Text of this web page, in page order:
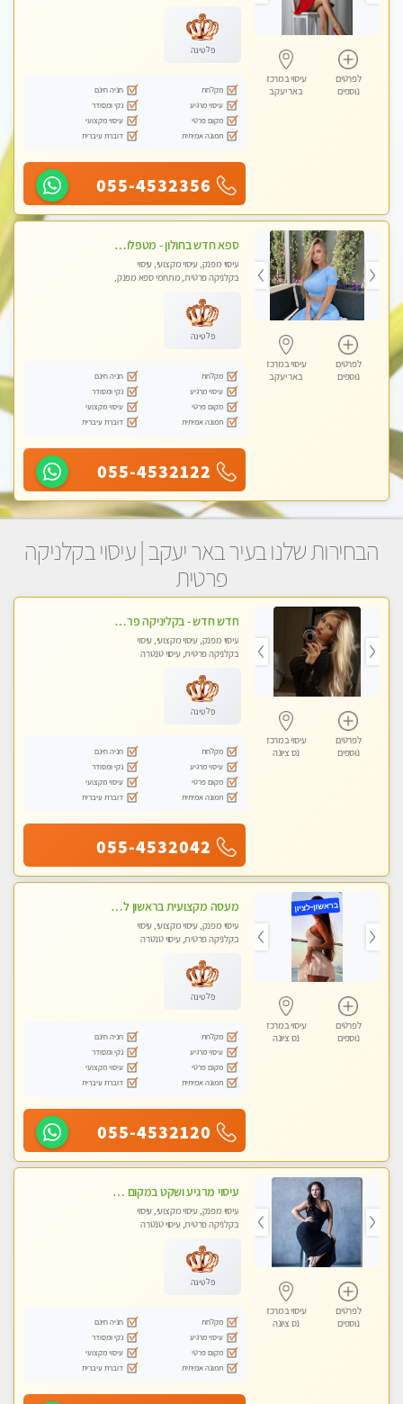
לפרטים
נוספים
עיסוי במרכז
באר יעקב
פלטינה
מקלחת
חניה חינם
עיסוי מרגיע
נקי ומסודר
מקום פרטי
עיסוי מקצועי
תמונה אמיתית
דוברת עיברית
055-4532356
לפרטים
נוספים
עיסוי במרכז
באר יעקב
ספא חדש בחולון - מטפלות מקצועיות ברמה גבוהה מומלץ מאוד !!! . . highly recommended..new in the city -אין פרטים נוספים במקום -ללא מין !!ממתינה לך שתגיע
עיסוי מפנק, עיסוי מקצועי, עיסוי
בקלניקה פרטית, מתחמי ספא מפנק,
פלטינה
מקלחת
חניה חינם
עיסוי מרגיע
נקי ומסודר
מקום פרטי
עיסוי מקצועי
תמונה אמיתית
דוברת עיברית
055-4532122
הבחירות שלנו בעיר באר יעקב | עיסוי בקלניקה
פרטית
לפרטים
נוספים
עיסוי במרכז
נס ציונה
חדש חדש - בקליניקה פרטית בחולון עיסוי לחידוש אנרגיות עיסוי חלומי מומלץ מאוד-ללא מין! highly recommended new in the city
עיסוי מפנק, עיסוי מקצועי, עיסוי
בקלניקה פרטית, עיסוי טנטרה
פלטינה
מקלחת
חניה חינם
עיסוי מרגיע
נקי ומסודר
מקום פרטי
עיסוי מקצועי
תמונה אמיתית
דוברת עיברית
055-4532042
לפרטים
נוספים
עיסוי במרכז
נס ציונה
מעסה מקצועית בראשון לציון קליניקה פרטית לבריאות הגוף לעיסוי מקצועי ומפנק -שעות עבודה -10:00-23:00
עיסוי מפנק, עיסוי מקצועי, עיסוי
בקלניקה פרטית, עיסוי טנטרה
פלטינה
מקלחת
חניה חינם
עיסוי מרגיע
נקי ומסודר
מקום פרטי
עיסוי מקצועי
תמונה אמיתית
דוברת עיברית
055-4532120
לפרטים
נוספים
עיסוי במרכז
נס ציונה
עיסוי מרגיע ושקט במקום מדהים עיסוי מושקע מאוד בראשון -לציון ללא מין !! פתוח גם בשבת 10:00-23:00
עיסוי מפנק, עיסוי מקצועי, עיסוי
בקלניקה פרטית, עיסוי טנטרה
פלטינה
מקלחת
חניה חינם
עיסוי מרגיע
נקי ומסודר
מקום פרטי
עיסוי מקצועי
תמונה אמיתית
דוברת עיברית